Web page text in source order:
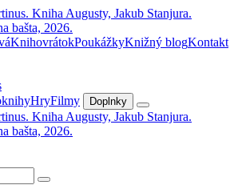
KnihovrátokPoukážkyKnižný blogKontakt
HryFilmy Doplnky